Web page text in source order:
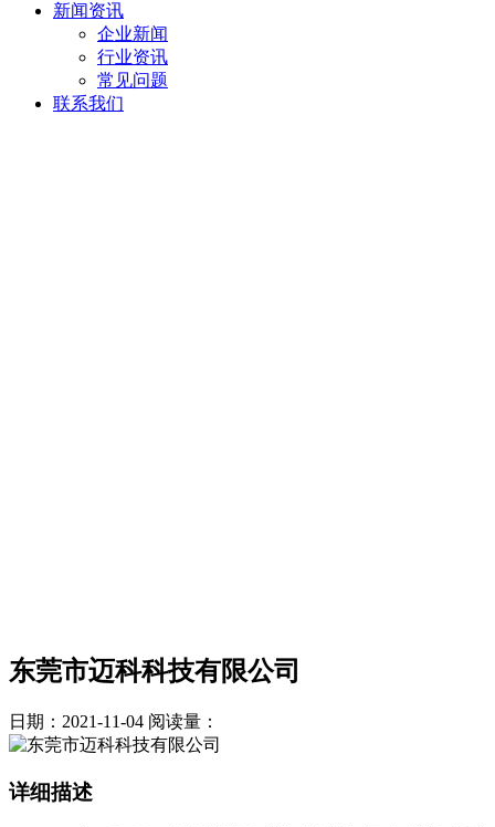
新闻资讯
企业新闻
行业资讯
常见问题
联系我们
东莞市迈科科技有限公司
日期：2021-11-04 阅读量：
详细描述